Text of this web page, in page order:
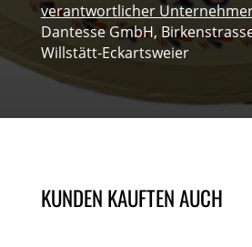
verantwortlicher
Dantesse GmbH,
Willstätt-Eckartsweier
KUNDEN KAUFTEN AUCH